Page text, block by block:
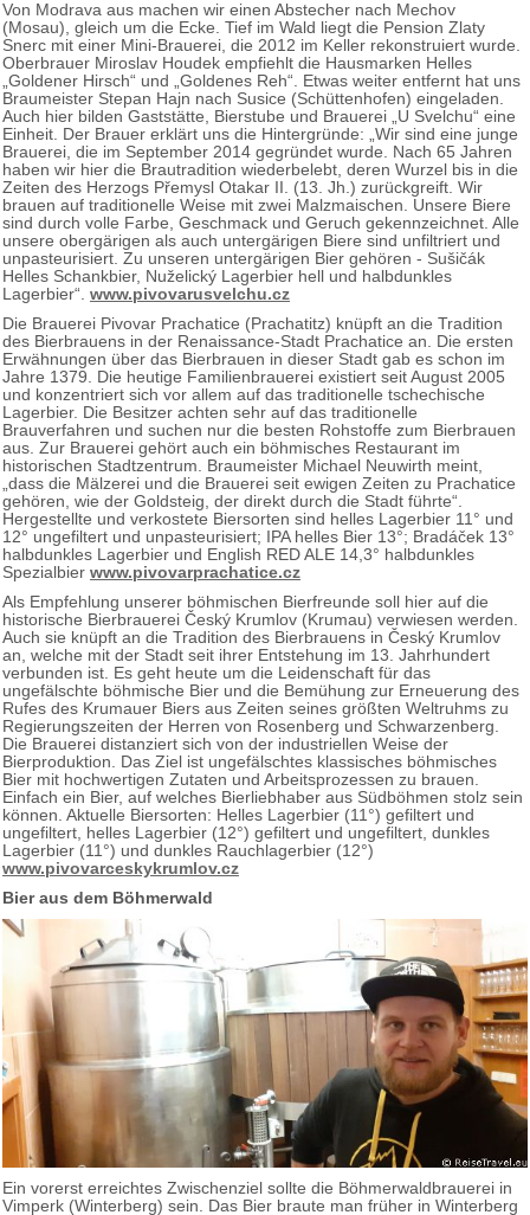
Von Modrava aus machen wir einen Abstecher nach Mechov
(Mosau), gleich um die Ecke. Tief im Wald liegt die Pension Zlaty
Snerc mit einer Mini-Brauerei, die 2012 im Keller rekonstruiert wurde.
Oberbrauer Miroslav Houdek empfiehlt die Hausmarken Helles
„Goldener Hirsch“ und „Goldenes Reh“. Etwas weiter entfernt hat uns
Braumeister Stepan Hajn nach Susice (Schüttenhofen) eingeladen.
Auch hier bilden Gaststätte, Bierstube und Brauerei „U Svelchu“ eine
Einheit. Der Brauer erklärt uns die Hintergründe: „Wir sind eine junge
Brauerei, die im September 2014 gegründet wurde. Nach 65 Jahren
haben wir hier die Brautradition wiederbelebt, deren Wurzel bis in die
Zeiten des Herzogs Přemysl Otakar II. (13. Jh.) zurückgreift. Wir
brauen auf traditionelle Weise mit zwei Malzmaischen. Unsere Biere
sind durch volle Farbe, Geschmack und Geruch gekennzeichnet. Alle
unsere obergärigen als auch untergärigen Biere sind unfiltriert und
unpasteurisiert. Zu unseren untergärigen Bier gehören - Sušičák
Helles Schankbier, Nuželický Lagerbier hell und halbdunkles
Lagerbier“. www.pivovarusvelchu.cz
Die Brauerei Pivovar Prachatice (Prachatitz) knüpft an die Tradition
des Bierbrauens in der Renaissance-Stadt Prachatice an. Die ersten
Erwähnungen über das Bierbrauen in dieser Stadt gab es schon im
Jahre 1379. Die heutige Familienbrauerei existiert seit August 2005
und konzentriert sich vor allem auf das traditionelle tschechische
Lagerbier. Die Besitzer achten sehr auf das traditionelle
Brauverfahren und suchen nur die besten Rohstoffe zum Bierbrauen
aus. Zur Brauerei gehört auch ein böhmisches Restaurant im
historischen Stadtzentrum. Braumeister Michael Neuwirth meint,
„dass die Mälzerei und die Brauerei seit ewigen Zeiten zu Prachatice
gehören, wie der Goldsteig, der direkt durch die Stadt führte“.
Hergestellte und verkostete Biersorten sind helles Lagerbier 11° und
12° ungefiltert und unpasteurisiert; IPA helles Bier 13°; Bradáček 13°
halbdunkles Lagerbier und English RED ALE 14,3° halbdunkles
Spezialbier www.pivovarprachatice.cz
Als Empfehlung unserer böhmischen Bierfreunde soll hier auf die
historische Bierbrauerei Český Krumlov (Krumau) verwiesen werden.
Auch sie knüpft an die Tradition des Bierbrauens in Český Krumlov
an, welche mit der Stadt seit ihrer Entstehung im 13. Jahrhundert
verbunden ist. Es geht heute um die Leidenschaft für das
ungefälschte böhmische Bier und die Bemühung zur Erneuerung des
Rufes des Krumauer Biers aus Zeiten seines größten Weltruhms zu
Regierungszeiten der Herren von Rosenberg und Schwarzenberg.
Die Brauerei distanziert sich von der industriellen Weise der
Bierproduktion. Das Ziel ist ungefälschtes klassisches böhmisches
Bier mit hochwertigen Zutaten und Arbeitsprozessen zu brauen.
Einfach ein Bier, auf welches Bierliebhaber aus Südböhmen stolz sein
können. Aktuelle Biersorten: Helles Lagerbier (11°) gefiltert und
ungefiltert, helles Lagerbier (12°) gefiltert und ungefiltert, dunkles
Lagerbier (11°) und dunkles Rauchlagerbier (12°)
www.pivovarceskykrumlov.cz
Bier aus dem Böhmerwald
Ein vorerst erreichtes Zwischenziel sollte die Böhmerwaldbrauerei in
Vimperk (Winterberg) sein. Das Bier braute man früher in Winterberg